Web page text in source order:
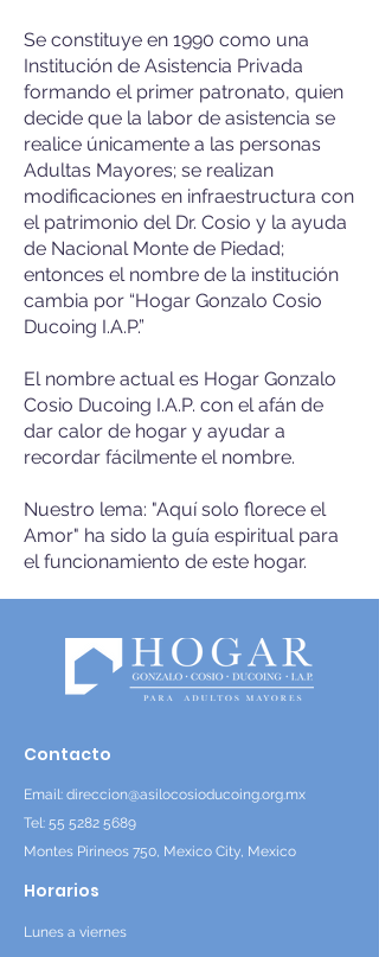
Se constituye en 1990 como una
Institución de Asistencia Privada
formando el primer patronato, quien
decide que la labor de asistencia se
realice únicamente a las personas
Adultas Mayores; se realizan
modificaciones en infraestructura con
el patrimonio del Dr. Cosio y la ayuda
de Nacional Monte de Piedad;
entonces el nombre de la institución
cambia por “Hogar Gonzalo Cosio
Ducoing I.A.P.”
El nombre actual es Hogar Gonzalo
Cosio Ducoing I.A.P. con el afán de
dar calor de hogar y ayudar a
recordar fácilmente el nombre.
Nuestro lema: "Aquí solo florece el
Amor" ha sido la guía espiritual para
el funcionamiento de este hogar.
Contacto
Email: direccion@asilocosioducoing.org.mx
Tel: 55 5282 5689
Montes Pirineos 750, Mexico City, Mexico
Horarios
Lunes a viernes